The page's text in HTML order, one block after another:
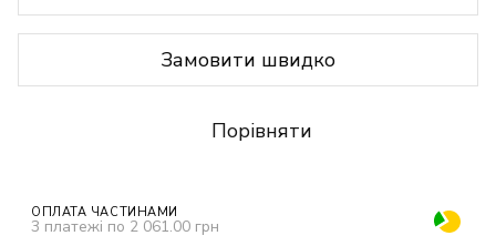
Замовити швидко
Порівняти
ОПЛАТА ЧАСТИНАМИ
3 платежі по 2 061.00 грн